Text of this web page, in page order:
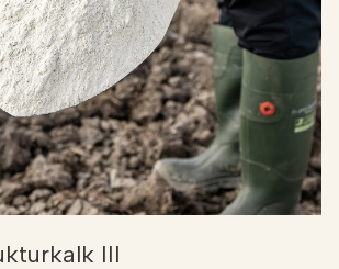
under sommar eller höst.
av markstrukturen ska
behöver jorden bearbetas
spridning och under bra
Markkartering är ett viktigt
anpassa givan, särskilt på fält med
III